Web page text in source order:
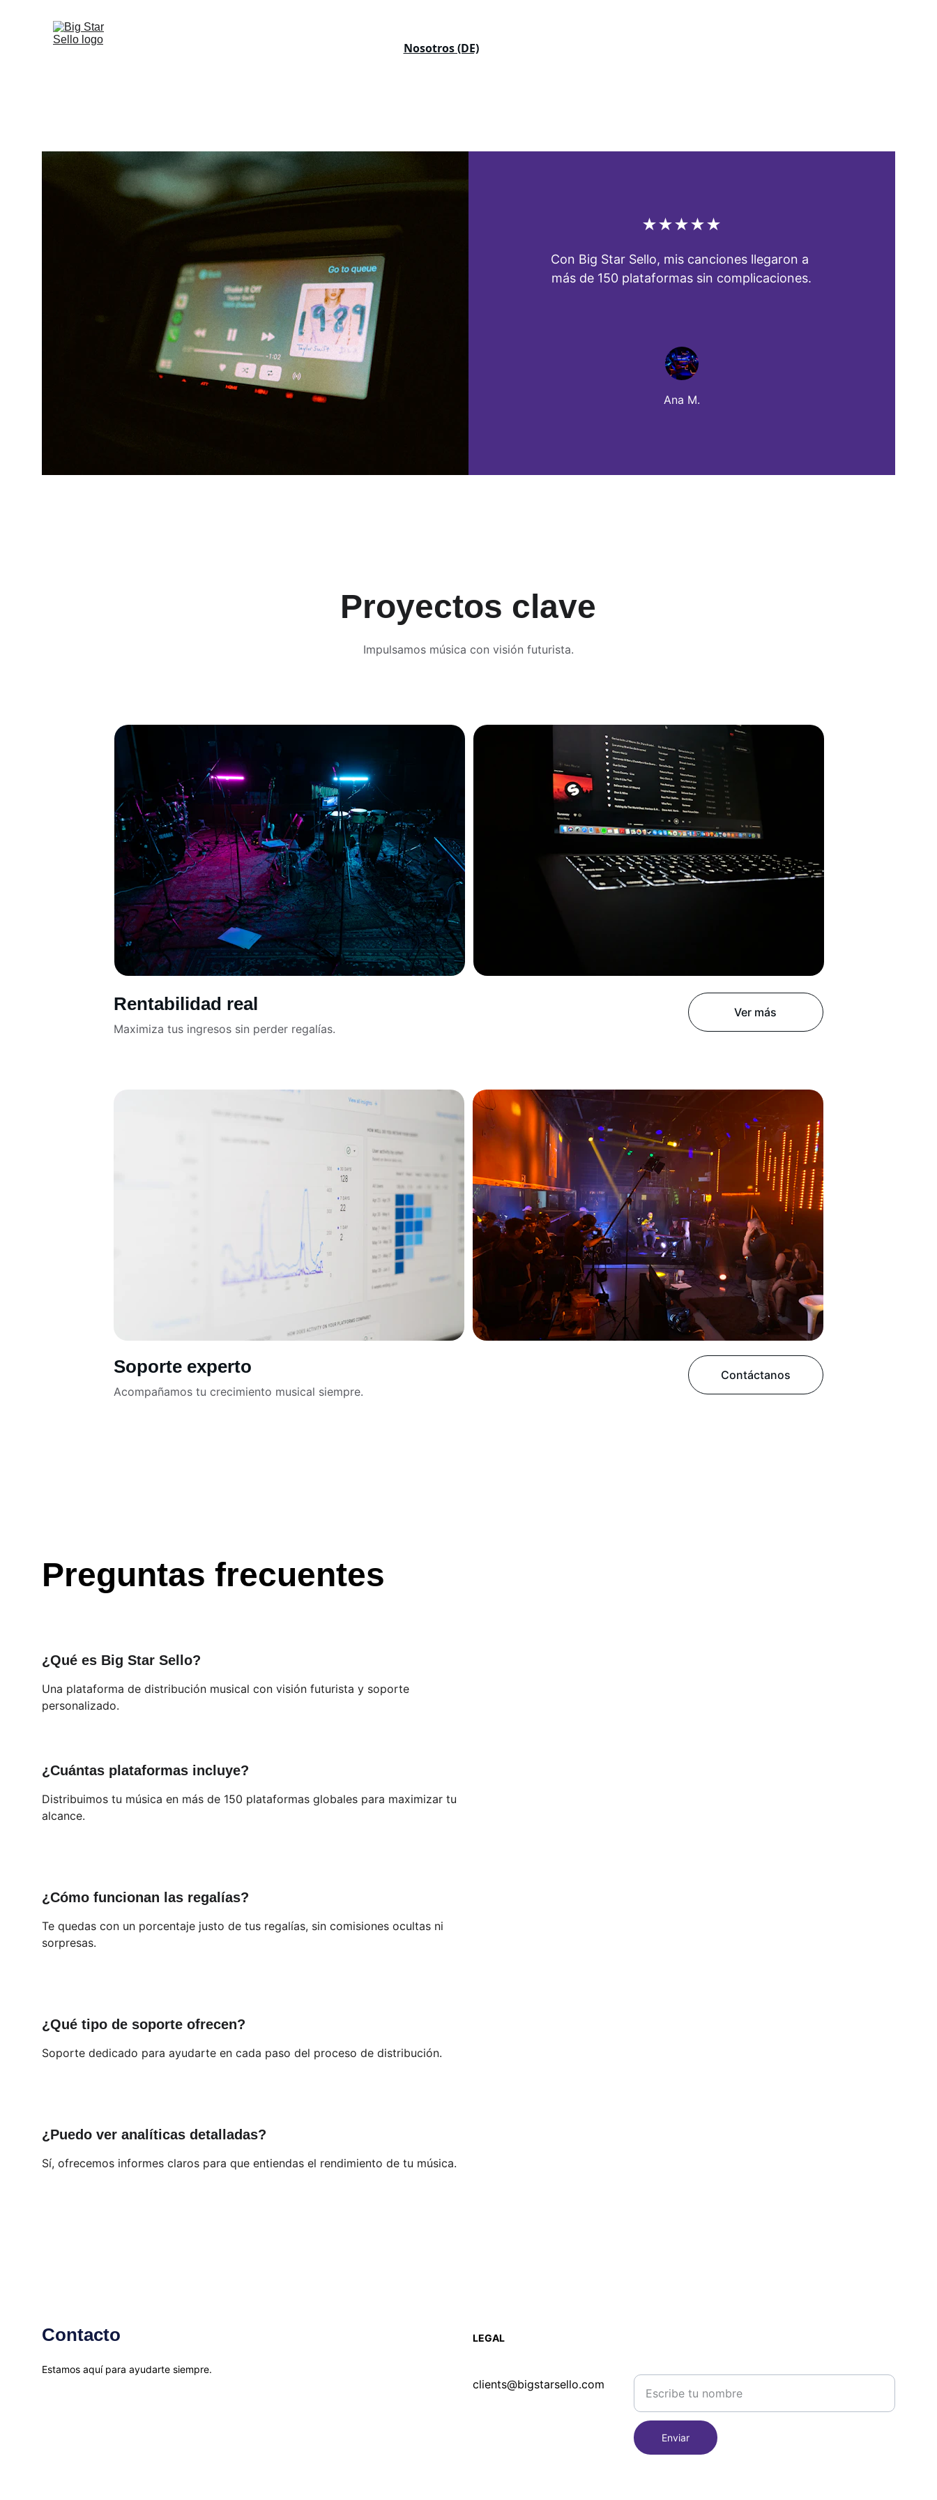
Nosotros (DE)Planes (DE)
Con Big Star Sello, mis canciones llegaron a
más de 150 plataformas sin complicaciones.
Ana M.
★★★★★
Proyectos clave
Impulsamos música con visión futurista.
Rentabilidad real
Maximiza tus ingresos sin perder regalías.
Ver más
Soporte experto
Acompañamos tu crecimiento musical siempre.
Contáctanos
Preguntas frecuentes
¿Qué es Big Star Sello?
Una plataforma de distribución musical con visión futurista y soporte
personalizado.
¿Cuántas plataformas incluye?
Distribuimos tu música en más de 150 plataformas globales para maximizar tu
alcance.
¿Cómo funcionan las regalías?
Te quedas con un porcentaje justo de tus regalías, sin comisiones ocultas ni
sorpresas.
¿Qué tipo de soporte ofrecen?
Soporte dedicado para ayudarte en cada paso del proceso de distribución.
¿Puedo ver analíticas detalladas?
Sí, ofrecemos informes claros para que entiendas el rendimiento de tu música.
Contacto
Estamos aquí para ayudarte siempre.
LEGAL
clients@bigstarsello.com
Enviar